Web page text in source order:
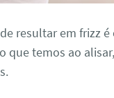
resultar em frizz é
que temos ao